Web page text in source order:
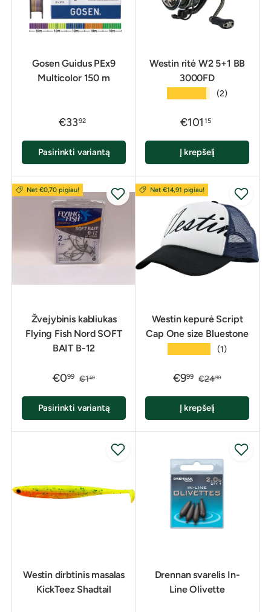
Gosen Guidus PEx9
Multicolor 150 m
€3392
Pasirinkti variantą
Westin ritė W2 5+1 BB
3000FD
(2)
€101 15
Į krepšelį
Net €0,70 pigiau!
Žvejybinis kabliukas
Flying Fish Nord SOFT
BAIT B-12
€099 €169
Pasirinkti variantą
Net €14,91 pigiau!
Westin kepurė Script
Cap One size Bluestone
(1)
€999 €2490
Į krepšelį
Westin dirbtinis masalas
KickTeez Shadtail
Drennan svarelis In-
Line Olivette